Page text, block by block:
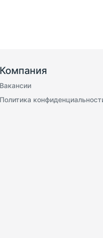
Компания
Вакансии
Политика